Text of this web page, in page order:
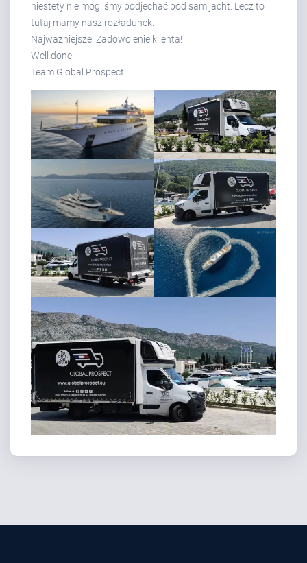
niestety nie mogliśmy podjechać pod sam jacht. Lecz to
tutaj mamy nasz rozładunek.
Najważniejsze: Zadowolenie klienta!
Well done!
Team Global Prospect!